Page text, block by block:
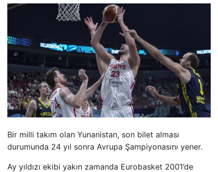
Bir milli takım olan Yunanistan, son bilet alması
durumunda 24 yıl sonra Avrupa Şampiyonasını yener.
Ay yıldızı ekibi yakın zamanda Eurobasket 2001’de